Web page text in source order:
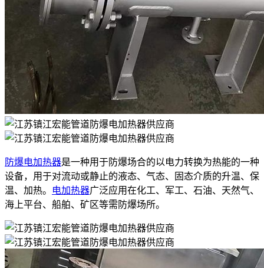
防爆电加热器是一种用于防爆场合的以电力转换为热能的一种
设备，用于对流动或静止的液态、气态、固态介质的升温、保
温、加热。
电加热器广泛应用在化工、军工、石油、天然气、
海上平台、船舶、矿区等需防爆场所。